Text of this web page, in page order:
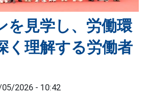
を見学し、労働環
く理解する労働者
2026 - 10:42